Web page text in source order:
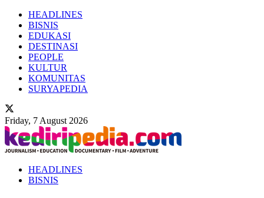
HEADLINES
BISNIS
EDUKASI
DESTINASI
PEOPLE
KULTUR
KOMUNITAS
SURYAPEDIA
Friday, 7 August 2026
HEADLINES
BISNIS